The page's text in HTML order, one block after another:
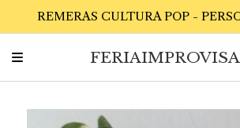
REMERAS CULTURA POP -